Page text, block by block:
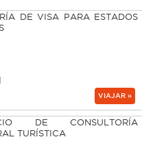
DE VISA PARA ESTADOS
VIAJAR »
DE CONSULTORÍA
TURÍSTICA